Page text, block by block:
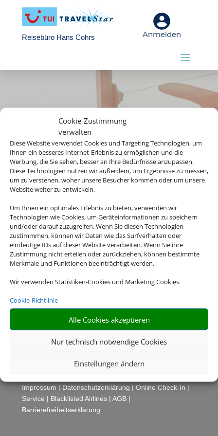
Cookie-Zustimmung
verwalten
Diese Website verwendet Cookies und Targeting Technologien, um
Ihnen ein besseres Internet-Erlebnis zu ermöglichen und die
Werbung, die Sie sehen, besser an Ihre Bedürfnisse anzupassen.
Diese Technologien nutzen wir außerdem, um Ergebnisse zu messen,
um zu verstehen, woher unsere Besucher kommen oder um unsere
Website weiter zu entwickeln.
Um Ihnen ein optimales Erlebnis zu bieten, verwenden wir
Technologien wie Cookies, um Geräteinformationen zu speichern
und/oder darauf zuzugreifen. Wenn Sie diesen Technologien
zustimmmen, können wir Daten wie das Surfverhalten oder
eindeutige IDs auf dieser Website verarbeiten. Wenn Sie ihre
Zustimmung nicht erteilen oder zurückziehen, können bestimmte
Merkmale und Funktionen beeinträchtigt werden.
Wir verwenden Statistiken-Cookies und Marketing Cookies.
Cookie-Richtlinie
Alle Cookies akzeptieren
Nur technisch notwendige Cookies
Einstellungen ändern
Reisebüro Hans Cohrs Anmelden
übernimmt Schmetterling
International GmbH & Co.KG im
Auftrag des Webseiteninhabers.
Rechtliche Informationen
Impressum | Datenschutzerklärung | Online Check-In |
Service | Blacklisted Airlines| AGB|
Barrierefreiheitserklärung